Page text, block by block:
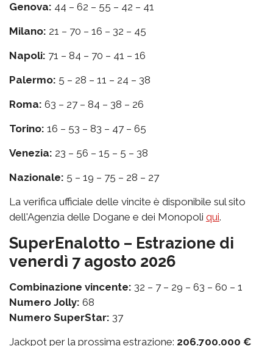
Genova: 44 – 62 – 55 – 42 – 41
Milano: 21 – 70 – 16 – 32 – 45
Napoli: 71 – 84 – 70 – 41 – 16
Palermo: 5 – 28 – 11 – 24 – 38
Roma: 63 – 27 – 84 – 38 – 26
Torino: 16 – 53 – 83 – 47 – 65
Venezia: 23 – 56 – 15 – 5 – 38
Nazionale: 5 – 19 – 75 – 28 – 27
La verifica ufficiale delle vincite è disponibile sul sito
dell'Agenzia delle Dogane e dei Monopoli qui.
SuperEnalotto – Estrazione di
venerdì 7 agosto 2026
Combinazione vincente: 32 – 7 – 29 – 63 – 60 – 1
Numero Jolly: 68
Numero SuperStar: 37
Jackpot per la prossima estrazione: 206.700.000 €